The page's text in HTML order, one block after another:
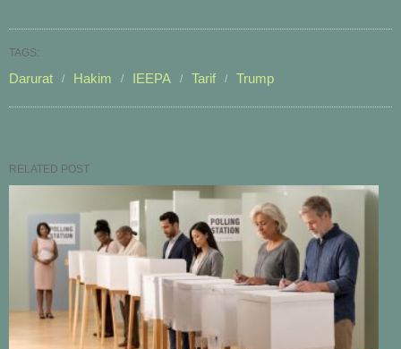
TAGS:
Darurat Hakim IEEPA Tarif Trump
RELATED POST